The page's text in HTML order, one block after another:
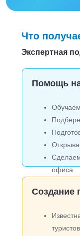
Помощь
Создание
Экспертная
Что
Обучаем
офиса
туристов